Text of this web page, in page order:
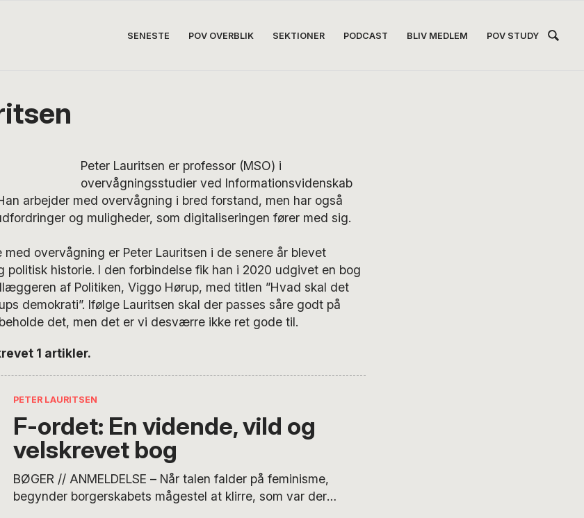
SENESTE POV OVERBLIK SEKTIONER PODCAST BLIV MEDLEM POV STUDY
Peter Lauritsen er professor (MSO) i
overvågningsstudier ved Informationsvidenskab
arbejder med overvågning i bred forstand, men har også
og muligheder, som digitaliseringen fører med sig.
overvågning er Peter Lauritsen i de senere år blevet
politisk historie. I den forbindelse fik han i 2020 udgivet en bog
af Politiken, Viggo Hørup, med titlen ”Hvad skal det
demokrati”. Ifølge Lauritsen skal der passes såre godt på
det, men det er vi desværre ikke ret gode til.
1 artikler.
PETER LAURITSEN
F-ordet: En vidende, vild og
velskrevet bog
BØGER // ANMELDELSE – Når talen falder på feminisme,
begynder borgerskabets mågestel at klirre, som var der